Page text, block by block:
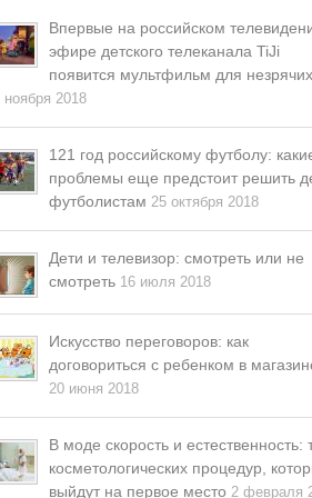
Впервые на российском
эфире детского телеканала TiJi
появится мультфильм для незрячих
ноября 2018
121 год российскому футболу:
проблемы еще предстоит решить
футболистам 25 октября 2018
Дети и телевизор: смотреть или не
смотреть 16 июля 2018
Искусство переговоров: как
договориться с ребенком в
20 июня 2018
В моде скорость и естественность:
косметологических процедур,
выйдут на первое место 2 февраля